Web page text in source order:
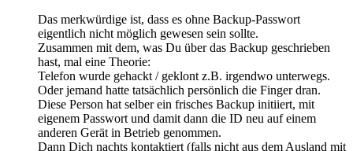
Das merkwürdige ist, dass es ohne Backup-Passwort
eigentlich nicht möglich gewesen sein sollte.
Zusammen mit dem, was Du über das Backup geschrieben
hast, mal eine Theorie:
Telefon wurde gehackt / geklont z.B. irgendwo unterwegs.
Oder jemand hatte tatsächlich persönlich die Finger dran.
Diese Person hat selber ein frisches Backup initiiert, mit
eigenem Passwort und damit dann die ID neu auf einem
anderen Gerät in Betrieb genommen.
Dann Dich nachts kontaktiert (falls nicht aus dem Ausland mit